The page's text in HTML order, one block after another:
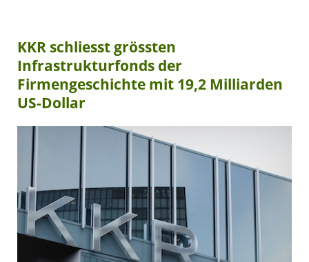
KKR schliesst grössten
Infrastrukturfonds der
Firmengeschichte mit 19,2 Milliarden
US-Dollar